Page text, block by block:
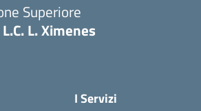
Superiore
L. Ximenes
I Servizi